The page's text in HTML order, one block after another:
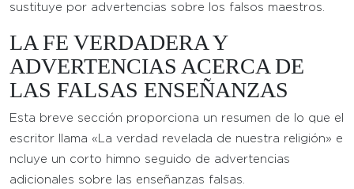
sustituye por advertencias sobre los falsos maestros.
LA FE VERDADERA Y
ADVERTENCIAS ACERCA DE
LAS FALSAS ENSEÑANZAS
Esta breve sección proporciona un resumen de lo que el
escritor llama «La verdad revelada de nuestra religión» e
ncluye un corto himno seguido de advertencias
adicionales sobre las enseñanzas falsas.